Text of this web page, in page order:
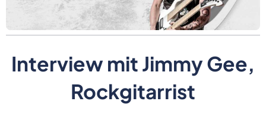
Interview mit Jimmy Gee,
Rockgitarrist